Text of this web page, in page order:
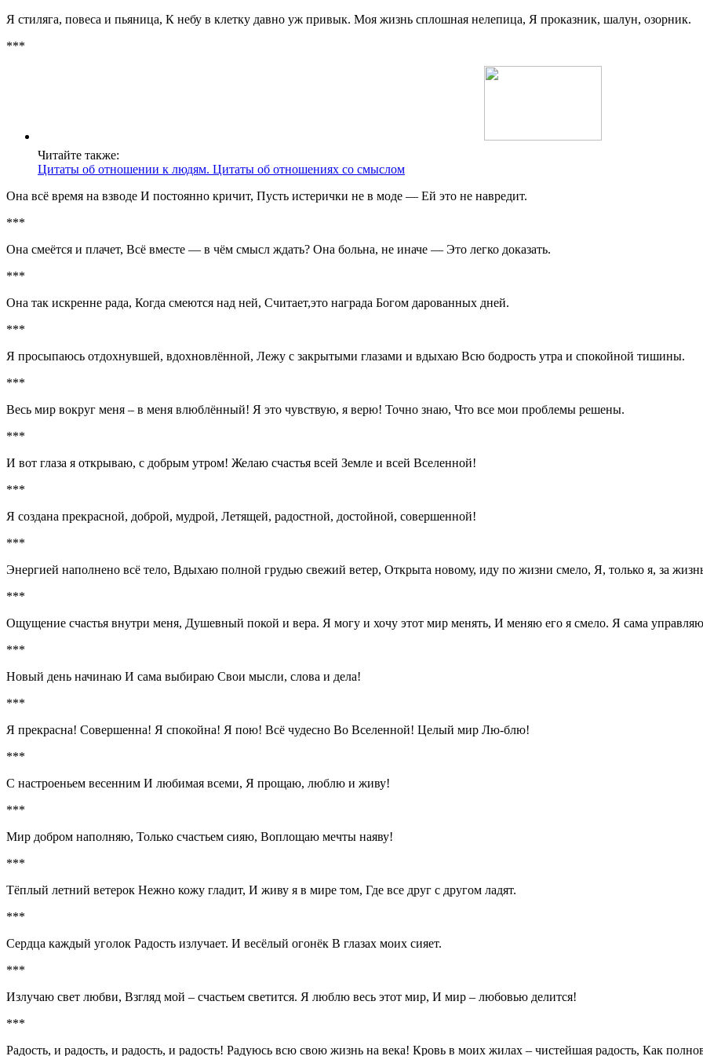
Я стиляга, повеса и пьяница, К небу в клетку давно уж привык. Моя жизнь сплошная нелепица, Я проказник, шалун, озорник.
***
Читайте также:
Цитаты об отношении к людям. Цитаты об отношениях со смыслом
Она всё время на взводе И постоянно кричит, Пусть истерички не в моде — Ей это не навредит.
***
Она смеётся и плачет, Всё вместе — в чём смысл ждать? Она больна, не иначе — Это легко доказать.
***
Она так искренне рада, Когда смеются над ней, Считает,это награда Богом дарованных дней.
***
Я просыпаюсь отдохнувшей, вдохновлённой, Лежу с закрытыми глазами и вдыхаю Всю бодрость утра и спокойной тишины.
***
Весь мир вокруг меня – в меня влюблённый! Я это чувствую, я верю! Точно знаю, Что все мои проблемы решены.
***
И вот глаза я открываю, с добрым утром! Желаю счастья всей Земле и всей Вселенной!
***
Я создана прекрасной, доброй, мудрой, Летящей, радостной, достойной, совершенной!
***
Энергией наполнено всё тело, Вдыхаю полной грудью свежий ветер, Открыта новому, иду по жизни смело, Я, только я, за
***
Ощущение счастья внутри меня, Душевный покой и вера. Я могу и хочу этот мир менять, И меняю его я смело. Я сама управляю
***
Новый день начинаю И сама выбираю Свои мысли, слова и дела!
***
Я прекрасна! Совершенна! Я спокойна! Я пою! Всё чудесно Во Вселенной! Целый мир Лю-блю!
***
С настроеньем весенним И любимая всеми, Я прощаю, люблю и живу!
***
Мир добром наполняю, Только счастьем сияю, Воплощаю мечты наяву!
***
Тёплый летний ветерок Нежно кожу гладит, И живу я в мире том, Где все друг с другом ладят.
***
Сердца каждый уголок Радость излучает. И весёлый огонёк В глазах моих сияет.
***
Излучаю свет любви, Взгляд мой – счастьем светится. Я люблю весь этот мир, И мир – любовью делится!
***
Радость, и радость, и радость, и радость! Радуюсь всю свою жизнь на века! Кровь в моих жилах – чистейшая радость, Как